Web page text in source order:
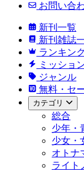
お問い合
新刊一覧
新刊雑誌
ランキン
ミッショ
ジャンル
無料・セ
カテゴリ
総合
少年・
少女・
オトナ
ライト